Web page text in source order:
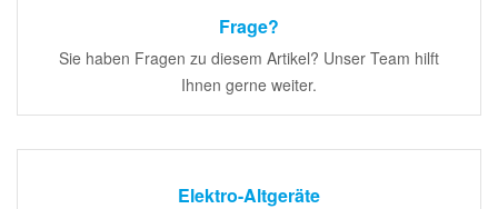
Frage?
Sie haben Fragen zu diesem Artikel? Unser Team hilft
Ihnen gerne weiter.
Elektro-Altgeräte